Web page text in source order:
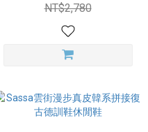
NT$2,780